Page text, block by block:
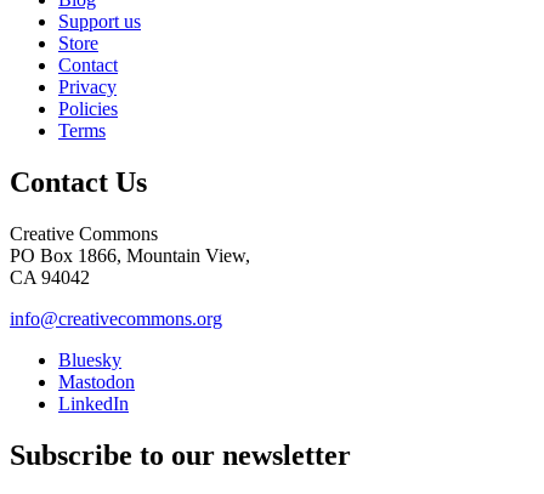
Support us
Store
Contact
Privacy
Policies
Terms
Contact Us
Creative Commons
PO Box 1866, Mountain View,
CA 94042
info@creativecommons.org
Bluesky
Mastodon
LinkedIn
Subscribe to our newsletter